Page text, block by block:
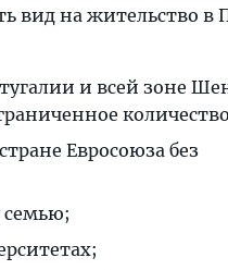
вид на жительство в
и всей зоне
Евросоюза без
семью;